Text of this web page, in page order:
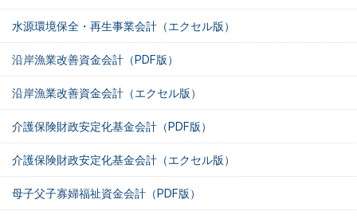
水源環境保全・再生事業会計（エクセル版）
沿岸漁業改善資金会計（PDF版）
沿岸漁業改善資金会計（エクセル版）
介護保険財政安定化基金会計（PDF版）
介護保険財政安定化基金会計（エクセル版）
母子父子寡婦福祉資金会計（PDF版）